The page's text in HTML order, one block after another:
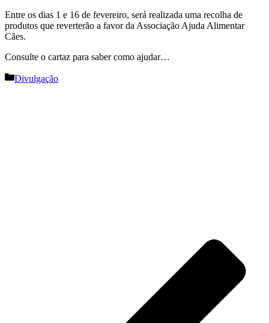
Entre os dias 1 e 16 de fevereiro, será realizada uma recolha de
produtos que reverterão a favor da Associação Ajuda Alimentar
Cães.
Consulte o cartaz para saber como ajudar…
Categorias
Divulgação